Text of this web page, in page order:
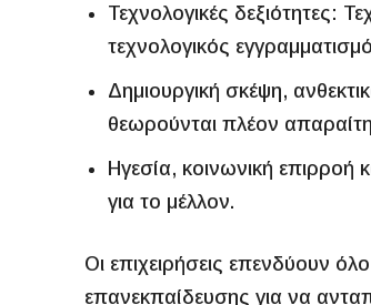
Τεχνολογικές δεξιότητες:
τεχνολογικός
Δημιουργική σκέψη,
θεωρούνται πλέον
Ηγεσία, κοινωνική επιρροή
για το μέλλον.
Οι επιχειρήσεις επενδύουν
επανεκπαίδευσης για να